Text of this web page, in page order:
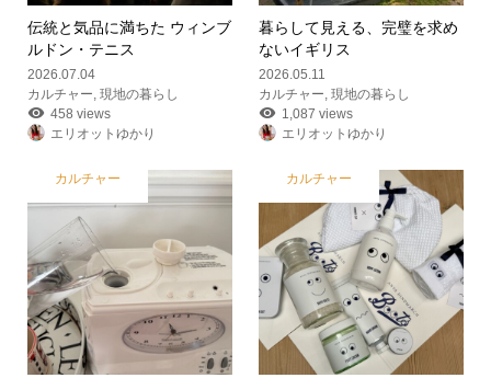
伝統と気品に満ちた ウィンブ
ルドン・テニス
2026.07.04
カルチャー, 現地の暮らし
458 views
エリオットゆかり
暮らして見える、完璧を求め
ないイギリス
2026.05.11
カルチャー,現地の暮らし
1,087 views
エリオットゆかり
カルチャー カルチャー